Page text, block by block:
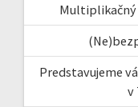
Multiplikačný
Predstavujeme
v